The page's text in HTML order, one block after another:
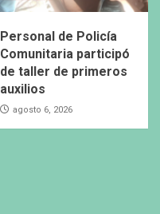
Personal de Policía
Comunitaria participó
de taller de primeros
auxilios
agosto 6, 2026